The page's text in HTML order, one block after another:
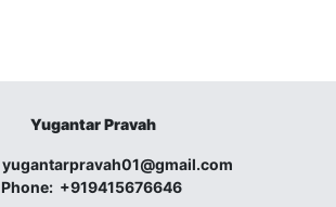
Yugantar Pravah
yugantarpravah01@gmail.com
Phone: +919415676646